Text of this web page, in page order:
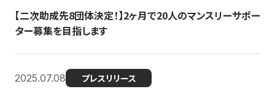
【二次助成先8団体決定！】2ヶ月で20人のマンスリーサポー
ター募集を目指します
2025.07.08 プレスリリース